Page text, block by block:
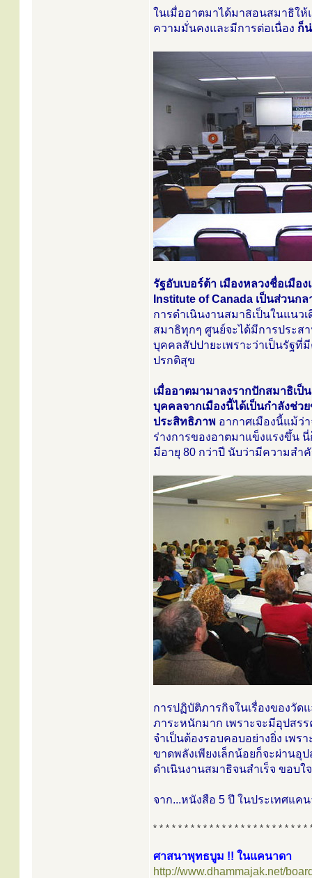
ในเมื่ออาตมาได้มาสอนสมาธิใ
ความมั่นคงและมีการต่อเนื่อง ก็
รัฐอับเบอร์ต้า เมืองหลวงชื่อเมือ
Institute of Canada เป็นส่วนก
การดำเนินงานสมาธิเป็นในแนว
สมาธิทุกๆ ศูนย์จะได้มีการประส
บุคคลสัปปายะเพราะว่าเป็นรัฐ
ปรกติสุข
เมื่ออาตมามาลงรากปักสมาธิเ
บุคคลจากเมืองนี้ได้เป็นกำลังช่ว
ประสิทธิภาพ อากาศเมืองนี้แม้ว่
ร่างการของอาตมาแข็งแรงขึ้น
มีอายุ 80 กว่าปี นับว่ามีความสำ
การปฏิบัติภารกิจในเรื่องของวั
ภาระหนักมาก เพราะจะมีอุปสร
จำเป็นต้องรอบคอบอย่างยิ่ง เพ
ขาดพลังเพียงเล็กน้อยก็จะผ่านอุ
ดำเนินงานสมาธิจนสำเร็จ ขอบ
จาก...หนังสือ 5 ปี ในประเทศแค
* * * * * * * * * * * * * * * * * * * * * * * * *
ศาสนาพุทธบูม !! ในแคนาดา
http://www.dhammajak.net/